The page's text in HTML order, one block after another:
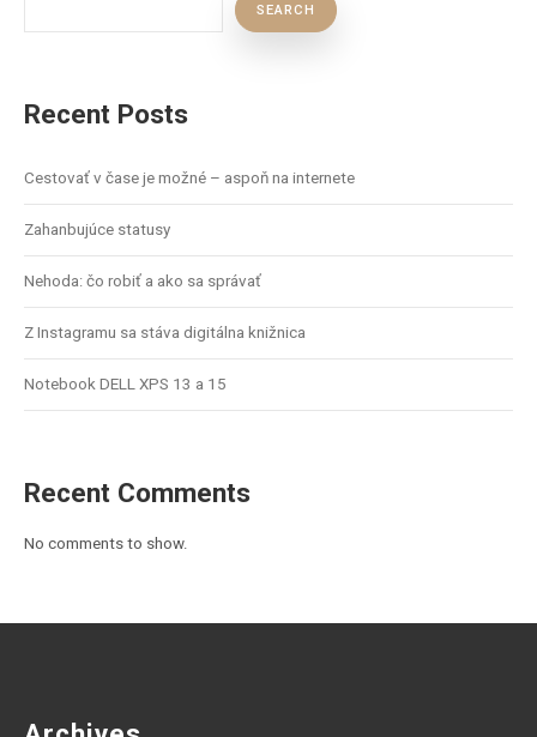
SEARCH
Recent Posts
Cestovať v čase je možné – aspoň na internete
Zahanbujúce statusy
Nehoda: čo robiť a ako sa správať
Z Instagramu sa stáva digitálna knižnica
Notebook DELL XPS 13 a 15
Recent Comments
No comments to show.